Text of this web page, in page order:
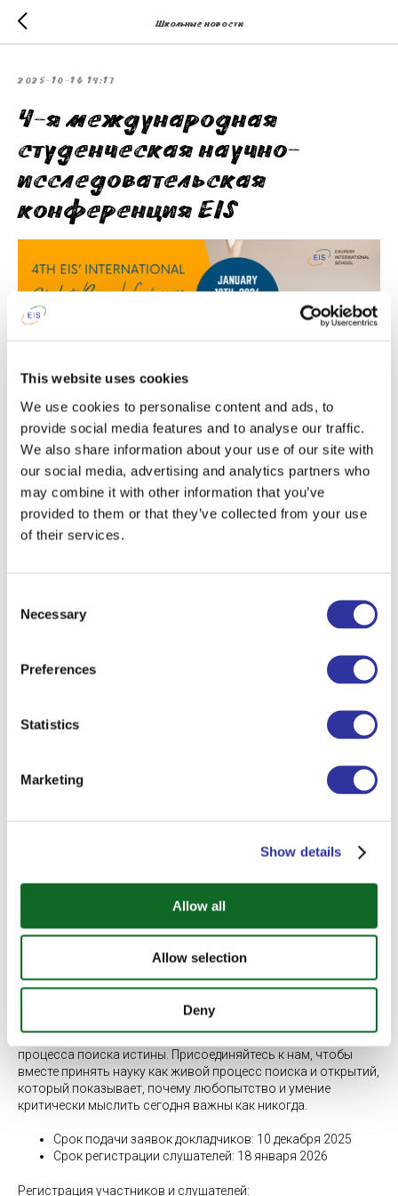
This website uses cookies
We use cookies to personalise content and ads, to
provide social media features and to analyse our traffic.
We also share information about your use of our site with
our social media, advertising and analytics partners who
may combine it with other information that you’ve
provided to them or that they’ve collected from your use
of their services.
Selection
Necessary
Preferences
Statistics
Marketing
Show details
Allow all
Allow selection
Deny
Школьные новости
2025-10-16 14:17
4-я международная
студенческая научно-
исследовательская
конференция EIS
Exupery International School, ул. Jaunā 10, Пинки
ожидают мгновенных ответов. Однако её истинная сила
заключается в другом — в самом процессе: проверке,
В этом году мы приглашаем участников конференции
учёные делятся своими данными, методами и ошибками, а не
только результатами, совместная работа, обмен идеями и
доклады, затем последует 5-минутная сессия вопросов и
ответов, демонстрируя, что наука развивается благодаря
Всем подтверждённым спикерам будет отправлен шаблон
слушателей, чтобы поддержать своих однокурсников.
Доверие к науке не возникает из “громких” ответов или
безошибочности, а из открытого, честного и совместного
процесса поиска истины. Присоединяйтесь к нам, чтобы
вместе принять науку как живой процесс поиска и открытий,
который показывает, почему любопытство и умение
критически мыслить сегодня важны как никогда.
Срок подачи заявок докладчиков: 10 декабря 2025
Срок регистрации слушателей: 18 января 2026
Регистрация участников и слушателей: